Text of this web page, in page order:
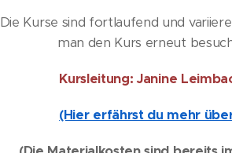
Die Kurse sind fortlaufend und
man den Kurs erneut
Kursleitung: Janine
(Hier erfährst du mehr